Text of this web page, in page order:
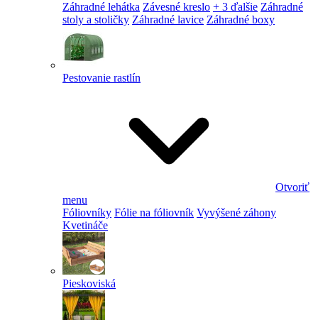
Záhradné lehátka Závesné kreslo + 3 ďalšie Záhradné
stoly a stoličky Záhradné lavice Záhradné boxy
Pestovanie rastlín
Otvoriť
menu
Fóliovníky Fólie na fóliovník Vyvýšené záhony
Kvetináče
Pieskoviská